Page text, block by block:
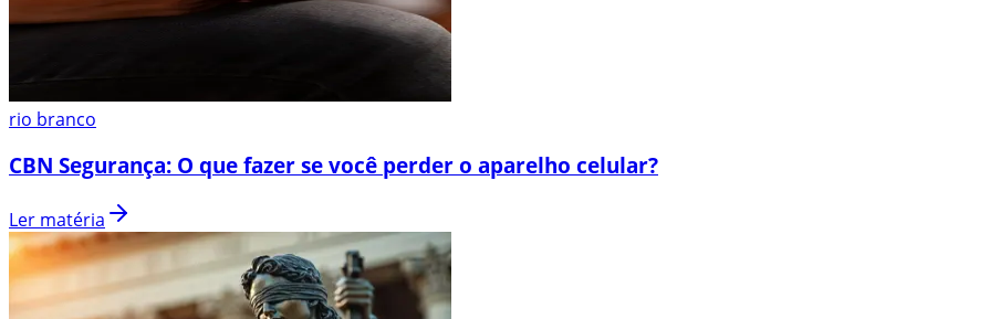
rio branco
CBN Segurança: O que fazer se você perder o aparelho celular?
Ler matéria